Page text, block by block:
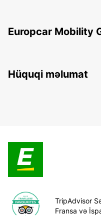
Europcar Mobility
Hüquqi məlumat
TripAdvisor
Fransa və